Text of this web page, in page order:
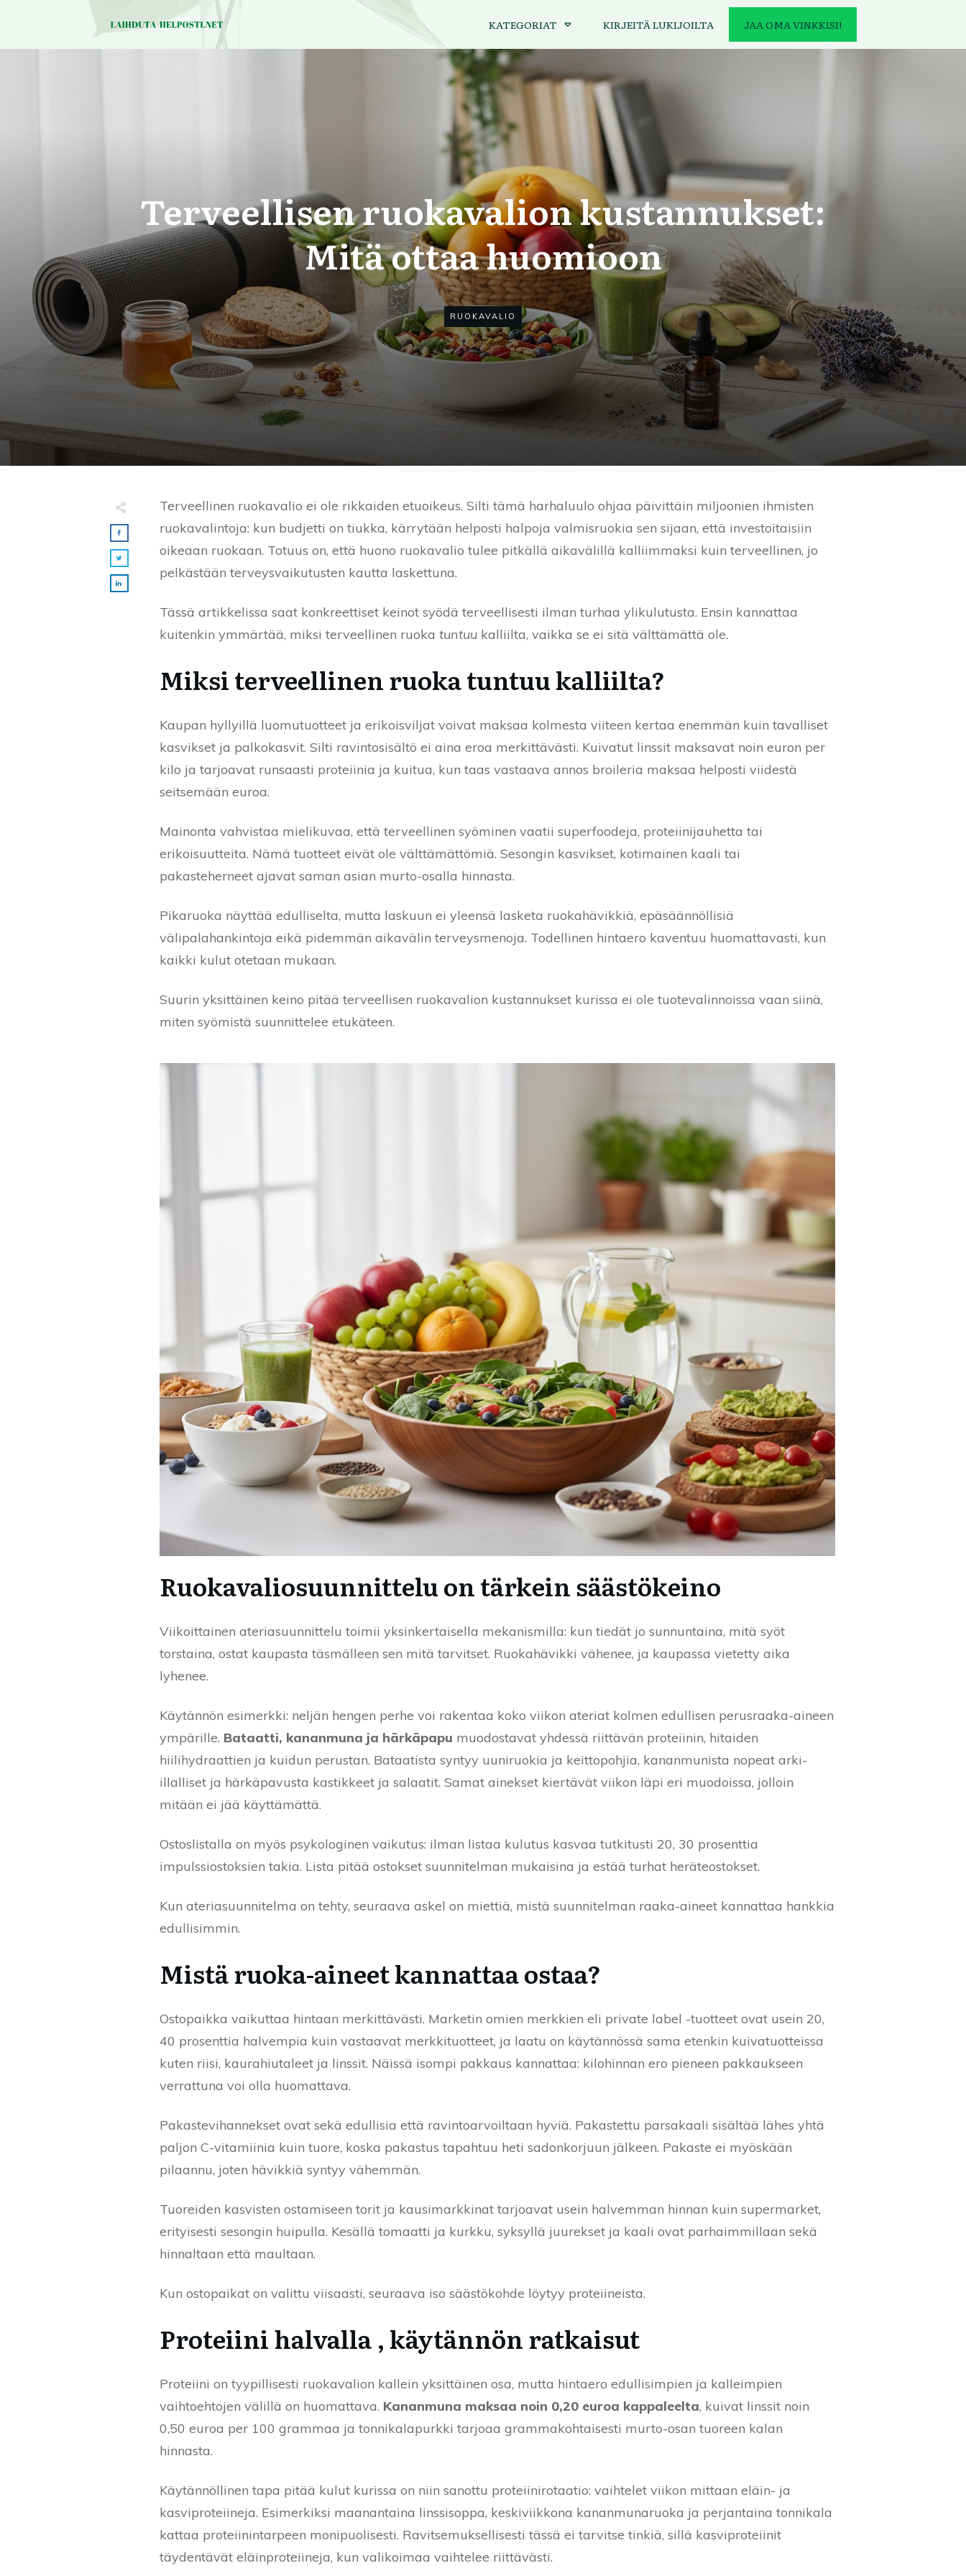
KATEGORIAT KIRJEITÄ LUKIJOILTA JAA OMA VINKKISI!
Terveellisen ruokavalion kustannukset:
Mitä ottaa huomioon
RUOKAVALIO
Terveellinen ruokavalio ei ole rikkaiden etuoikeus. Silti tämä harhaluulo ohjaa päivittäin miljoonien ihmisten
ruokavalintoja: kun budjetti on tiukka, kärrytään helposti halpoja valmisruokia sen sijaan, että investoitaisiin
oikeaan ruokaan. Totuus on, että huono ruokavalio tulee pitkällä aikavälillä kalliimmaksi kuin terveellinen, jo
pelkästään terveysvaikutusten kautta laskettuna.
Tässä artikkelissa saat konkreettiset keinot syödä terveellisesti ilman turhaa ylikulutusta. Ensin kannattaa
kuitenkin ymmärtää, miksi terveellinen ruoka tuntuu kalliilta, vaikka se ei sitä välttämättä ole.
Miksi terveellinen ruoka tuntuu kalliilta?
Kaupan hyllyillä luomutuotteet ja erikoisviljat voivat maksaa kolmesta viiteen kertaa enemmän kuin tavalliset
kasvikset ja palkokasvit. Silti ravintosisältö ei aina eroa merkittävästi. Kuivatut linssit maksavat noin euron per
kilo ja tarjoavat runsaasti proteiinia ja kuitua, kun taas vastaava annos broileria maksaa helposti viidestä
seitsemään euroa.
Mainonta vahvistaa mielikuvaa, että terveellinen syöminen vaatii superfoodeja, proteiinijauhetta tai
erikoisuutteita. Nämä tuotteet eivät ole välttämättömiä. Sesongin kasvikset, kotimainen kaali tai
pakasteherneet ajavat saman asian murto-osalla hinnasta.
Pikaruoka näyttää edulliselta, mutta laskuun ei yleensä lasketa ruokahävikkiä, epäsäännöllisiä
välipalahankintoja eikä pidemmän aikavälin terveysmenoja. Todellinen hintaero kaventuu huomattavasti, kun
kaikki kulut otetaan mukaan.
Suurin yksittäinen keino pitää terveellisen ruokavalion kustannukset kurissa ei ole tuotevalinnoissa vaan siinä,
miten syömistä suunnittelee etukäteen.
Ruokavaliosuunnittelu on tärkein säästökeino
Viikoittainen ateriasuunnittelu toimii yksinkertaisella mekanismilla: kun tiedät jo sunnuntaina, mitä syöt
torstaina, ostat kaupasta täsmälleen sen mitä tarvitset. Ruokahävikki vähenee, ja kaupassa vietetty aika
lyhenee.
Käytännön esimerkki: neljän hengen perhe voi rakentaa koko viikon ateriat kolmen edullisen perusraaka-aineen
ympärille. Bataatti, kananmuna ja härkäpapu muodostavat yhdessä riittävän proteiinin, hitaiden
hiilihydraattien ja kuidun perustan. Bataatista syntyy uuniruokia ja keittopohjia, kananmunista nopeat arki-
illalliset ja härkäpavusta kastikkeet ja salaatit. Samat ainekset kiertävät viikon läpi eri muodoissa, jolloin
mitään ei jää käyttämättä.
Ostoslistalla on myös psykologinen vaikutus: ilman listaa kulutus kasvaa tutkitusti 20, 30 prosenttia
impulssiostoksien takia. Lista pitää ostokset suunnitelman mukaisina ja estää turhat heräteostokset.
Kun ateriasuunnitelma on tehty, seuraava askel on miettiä, mistä suunnitelman raaka-aineet kannattaa hankkia
edullisimmin.
Mistä ruoka-aineet kannattaa ostaa?
Ostopaikka vaikuttaa hintaan merkittävästi. Marketin omien merkkien eli private label -tuotteet ovat usein 20,
40 prosenttia halvempia kuin vastaavat merkkituotteet, ja laatu on käytännössä sama etenkin kuivatuotteissa
kuten riisi, kaurahiutaleet ja linssit. Näissä isompi pakkaus kannattaa: kilohinnan ero pieneen pakkaukseen
verrattuna voi olla huomattava.
Pakastevihannekset ovat sekä edullisia että ravintoarvoiltaan hyviä. Pakastettu parsakaali sisältää lähes yhtä
paljon C-vitamiinia kuin tuore, koska pakastus tapahtuu heti sadonkorjuun jälkeen. Pakaste ei myöskään
pilaannu, joten hävikkiä syntyy vähemmän.
Tuoreiden kasvisten ostamiseen torit ja kausimarkkinat tarjoavat usein halvemman hinnan kuin supermarket,
erityisesti sesongin huipulla. Kesällä tomaatti ja kurkku, syksyllä juurekset ja kaali ovat parhaimmillaan sekä
hinnaltaan että maultaan.
Kun ostopaikat on valittu viisaasti, seuraava iso säästökohde löytyy proteiineista.
Proteiini halvalla , käytännön ratkaisut
Proteiini on tyypillisesti ruokavalion kallein yksittäinen osa, mutta hintaero edullisimpien ja kalleimpien
vaihtoehtojen välillä on huomattava. Kananmuna maksaa noin 0,20 euroa kappaleelta, kuivat linssit noin
0,50 euroa per 100 grammaa ja tonnikalapurkki tarjoaa grammakohtaisesti murto-osan tuoreen kalan
hinnasta.
Käytännöllinen tapa pitää kulut kurissa on niin sanottu proteiinirotaatio: vaihtelet viikon mittaan eläin- ja
kasviproteiineja. Esimerkiksi maanantaina linssisoppa, keskiviikkona kananmunaruoka ja perjantaina tonnikala
kattaa proteiinintarpeen monipuolisesti. Ravitsemuksellisesti tässä ei tarvitse tinkiä, sillä kasviproteiinit
täydentävät eläinproteiineja, kun valikoimaa vaihtelee riittävästi.